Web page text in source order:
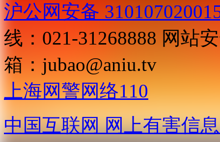
沪公网安备
线：021-31268888 网站
箱： jubao@aniu.tv
上海网警网络110
中国互联网 网上有害信